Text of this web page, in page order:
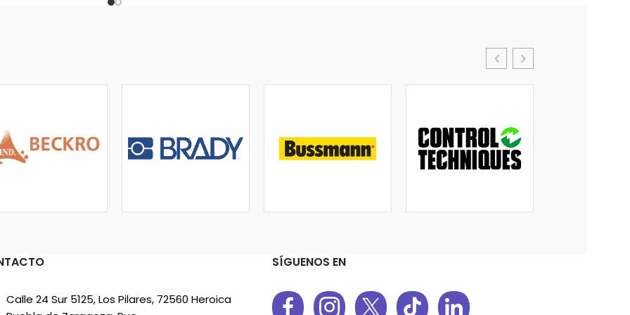
Calle 24 Sur 5125, Los Pilares, 72560 Heroica
SÍGUENOS EN